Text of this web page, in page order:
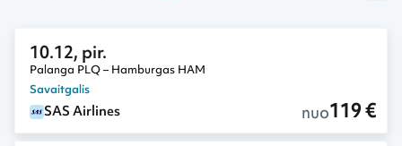
10.12, pir.
Palanga PLQ – Hamburgas HAM
Savaitgalis
SAS Airlines nuo119 €